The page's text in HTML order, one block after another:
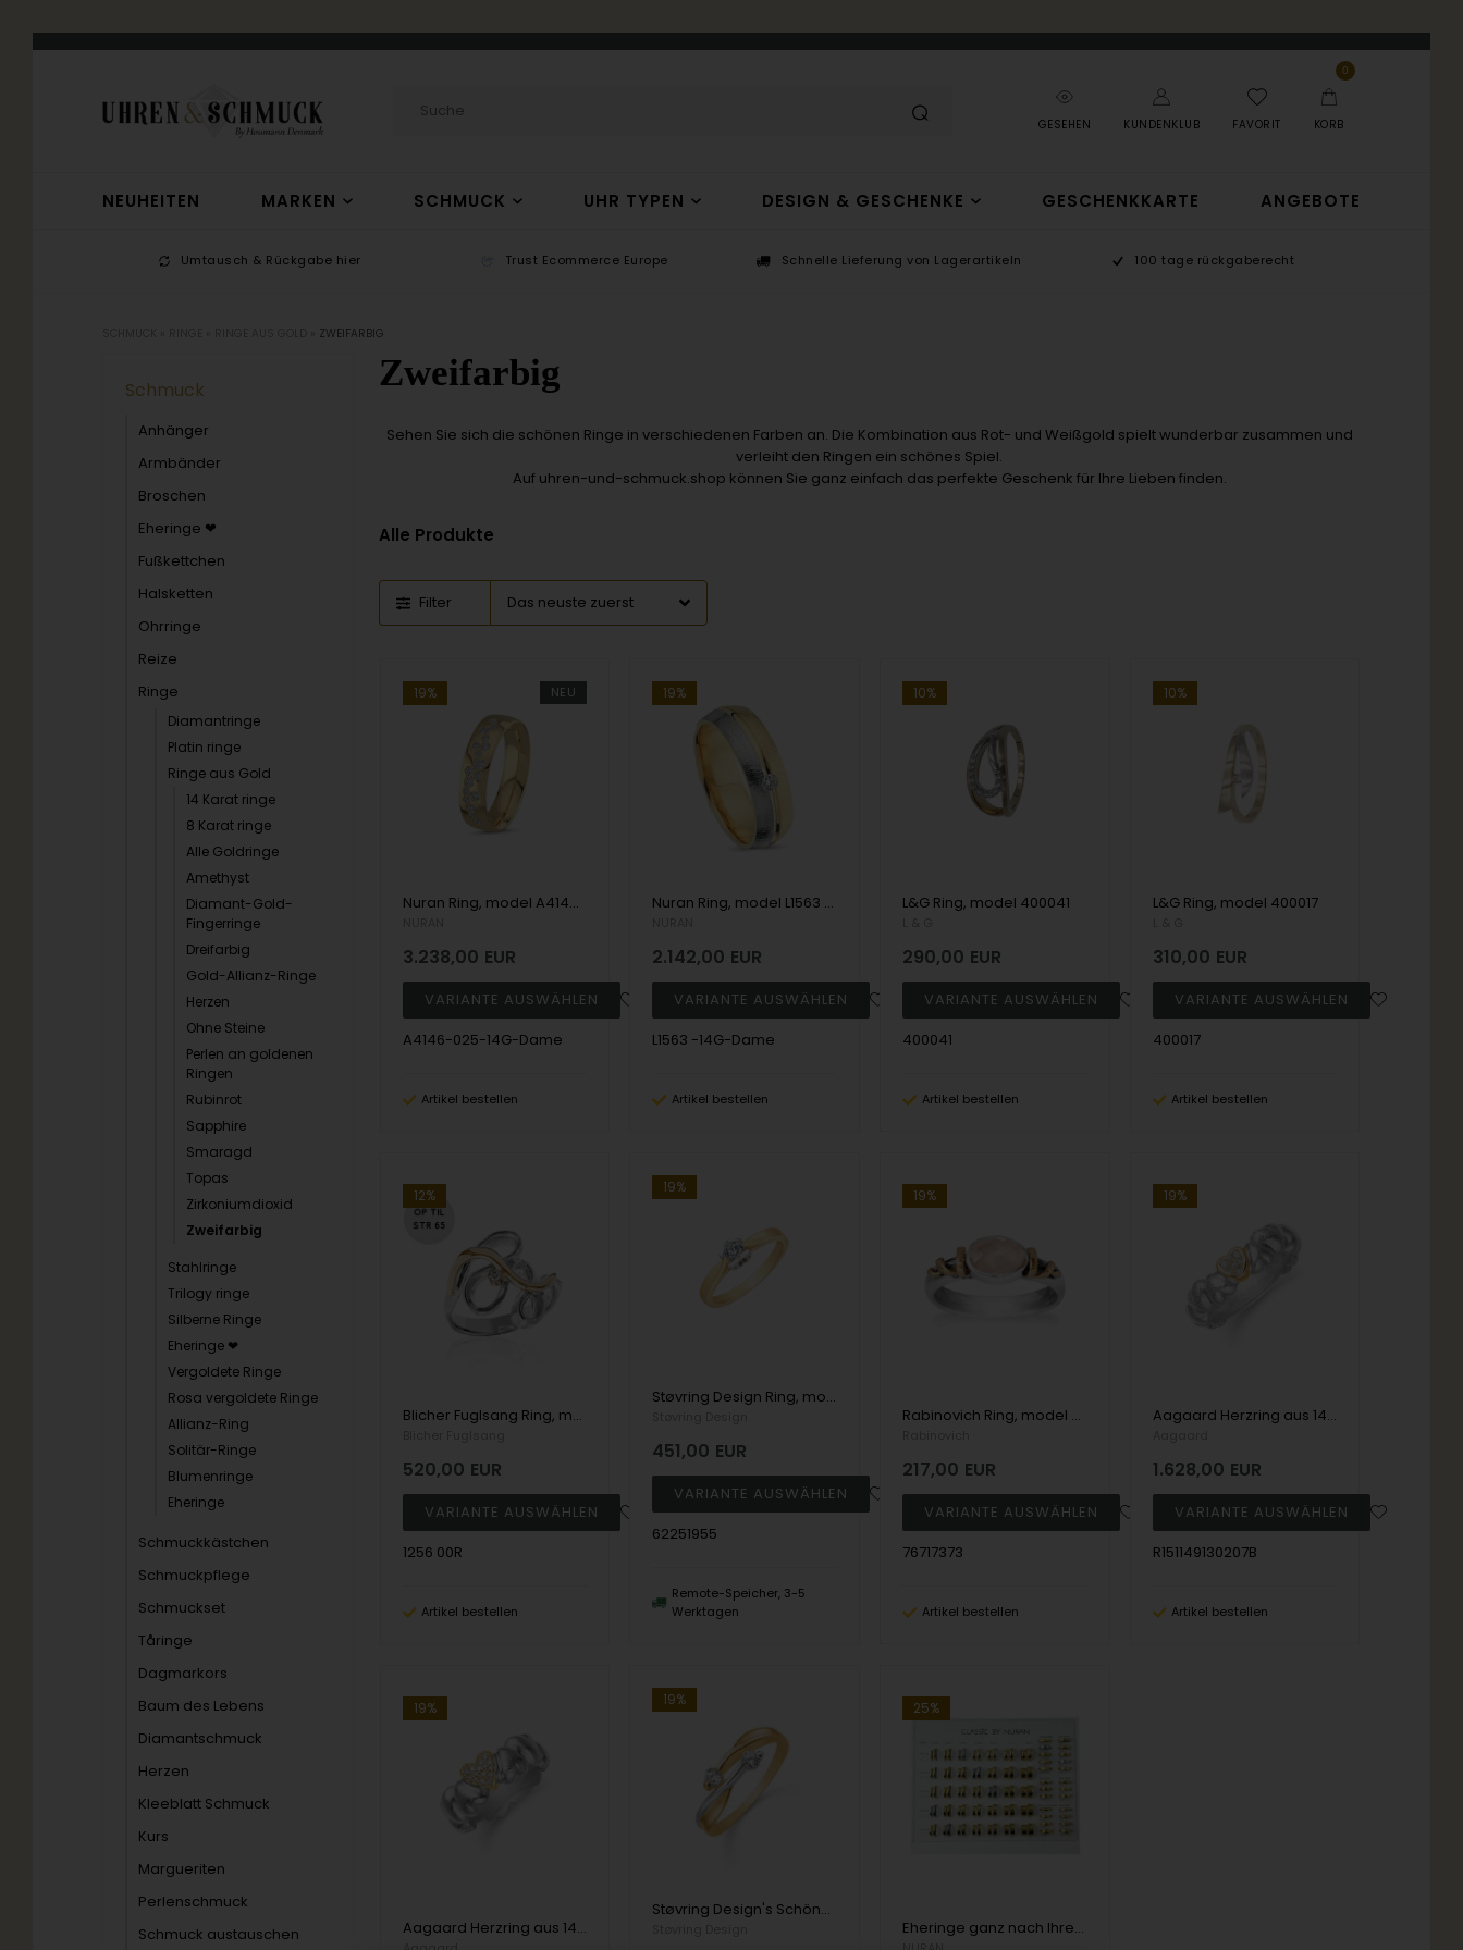
GESEHEN KUNDENKLUB FAVORIT
0
KORB
NEUHEITEN MARKEN SCHMUCK UHR TYPEN DESIGN & GESCHENKE GESCHENKKARTE ANGEBOTE
Umtausch & Rückgabe hier Trust Ecommerce Europe Schnelle Lieferung von Lagerartikeln 100 tage rückgaberecht
ZWEIFARBIG
Schmuck
Anhänger
Armbänder
Broschen
Eheringe ❤
Fußkettchen
Halsketten
Ohrringe
Reize
Ringe
Diamantringe
Platin ringe
Ringe aus Gold
14 Karat ringe
8 Karat ringe
Alle Goldringe
Amethyst
Diamant-Gold-
Fingerringe
Dreifarbig
Gold-Allianz-Ringe
Herzen
Ohne Steine
Perlen an goldenen
Ringen
Rubinrot
Sapphire
Smaragd
Topas
Zirkoniumdioxid
Zweifarbig
Stahlringe
Trilogy ringe
Silberne Ringe
Eheringe ❤
Vergoldete Ringe
Rosa vergoldete Ringe
Allianz-Ring
Solitär-Ringe
Blumenringe
Eheringe
Schmuckkästchen
Schmuckpflege
Schmuckset
Tåringe
Dagmarkors
Baum des Lebens
Diamantschmuck
Herzen
Kleeblatt Schmuck
Kurs
Margueriten
Perlenschmuck
Schmuck austauschen
Zweifarbig
Sehen Sie sich die schönen Ringe in verschiedenen Farben an. Die Kombination aus Rot- und Weißgold spielt wunderbar zusammen und
verleiht den Ringen ein schönes Spiel.
Auf uhren-und-schmuck.shop können Sie ganz einfach das perfekte Geschenk für Ihre Lieben finden.
Alle Produkte
Filter
NEU
19%
Nuran Ring, model A4146-025-14G-Dame
3.238,00 EUR
A4146-025-14G-Dame
Artikel bestellen
19%
Nuran Ring, model L1563 -14G-Dame
2.142,00 EUR
L1563 -14G-Dame
Artikel bestellen
10%
L&G Ring, model 400041
290,00 EUR
400041
Artikel bestellen
10%
L&G Ring, model 400017
310,00 EUR
400017
Artikel bestellen
12%
Blicher Fuglsang Ring, model 125600R
520,00 EUR
1256 00R
Artikel bestellen
19%
Støvring Design Ring, model 62251955
451,00 EUR
62251955
Remote-Speicher, 3-5
Werktagen
19%
Rabinovich Ring, model 76717373
217,00 EUR
76717373
Artikel bestellen
19%
Aagaard Herzring aus 14 Karat Weißgold mit 2 x 0,007 ct + 5 x 0,004 ct Diamanten
1.628,00 EUR
R151149130207B
Artikel bestellen
19%
Aagaard Herzring aus 14 Karat Weißgold mit 2 x 0,004 ct + 13 x 0,006 ct Diamanten
19%
Støvring Design's Schöner "gestaffelter" Ring mit zwei funkelnden weißen Zirkonen, erhältlich in den Größen 49-61
25%
Eheringe ganz nach Ihren persönlichen Wünschen gestaltet